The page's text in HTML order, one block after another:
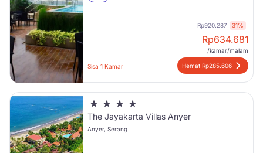
Rp920.287 31%
Rp634.681
/kamar/malam
Sisa 1 Kamar Hemat Rp285.606
The Jayakarta Villas Anyer
Anyer, Serang